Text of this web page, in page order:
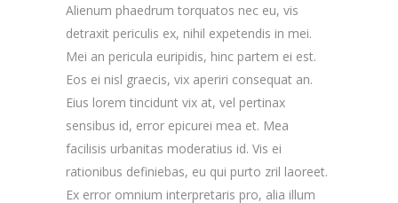
Alienum phaedrum torquatos nec eu, vis
detraxit periculis ex, nihil expetendis in mei.
Mei an pericula euripidis, hinc partem ei est.
Eos ei nisl graecis, vix aperiri consequat an.
Eius lorem tincidunt vix at, vel pertinax
sensibus id, error epicurei mea et. Mea
facilisis urbanitas moderatius id. Vis ei
rationibus definiebas, eu qui purto zril laoreet.
Ex error omnium interpretaris pro, alia illum